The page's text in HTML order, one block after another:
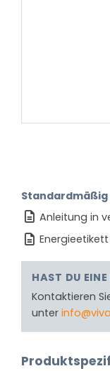
Anleitung in
Energieetikett
HAST DU
Kontaktieren
unter